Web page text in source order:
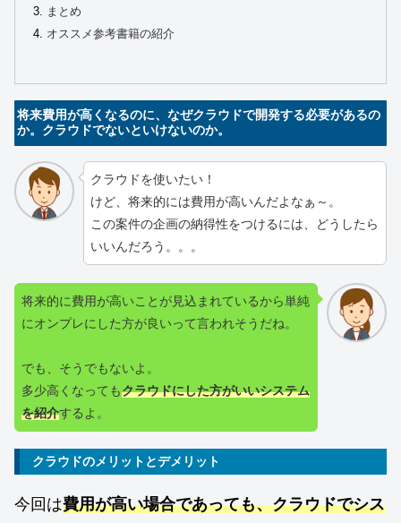
まとめ
オススメ参考書籍の紹介
将来費用が高くなるのに、なぜクラウドで開発する必要があるの
か。クラウドでないといけないのか。
クラウドを使いたい！
けど、将来的には費用が高いんだよなぁ～。
この案件の企画の納得性をつけるには、どうしたら
いいんだろう。。。
将来的に費用が高いことが見込まれているから単純
にオンプレにした方が良いって言われそうだね。
でも、そうでもないよ。
多少高くなってもクラウドにした方がいいシステム
を紹介するよ。
クラウドのメリットとデメリット
今回は費用が高い場合であっても、クラウドでシス